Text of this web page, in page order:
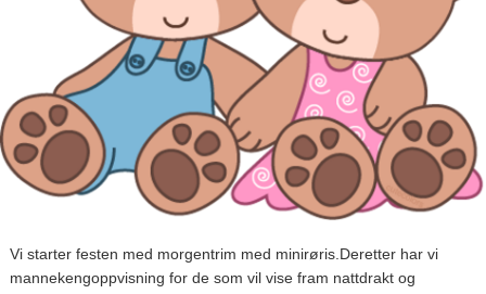
Vi starter festen med morgentrim med minirøris.Deretter har vi
mannekengoppvisning for de som vil vise fram nattdrakt og